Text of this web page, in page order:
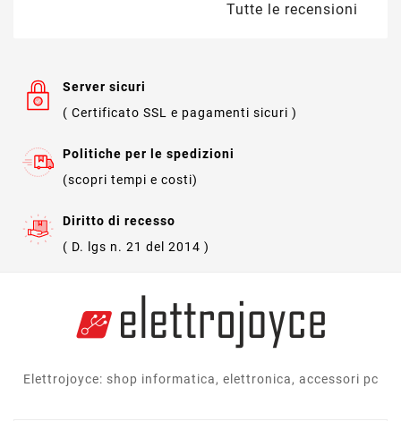
Tutte le recensioni
Server sicuri
( Certificato SSL e pagamenti sicuri )
Politiche per le spedizioni
(scopri tempi e costi)
Diritto di recesso
( D. lgs n. 21 del 2014 )
Elettrojoyce: shop informatica, elettronica, accessori pc